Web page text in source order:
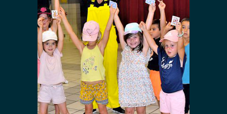
Atelier magie
avec Zoé !